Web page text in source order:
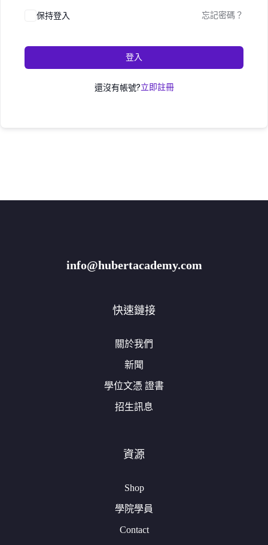
保持登入 忘記密碼？
登入
還沒有帳號?立即註冊
info@hubertacademy.com
快速鏈接
關於我們
新聞
學位文憑 證書
招生訊息
資源
Shop
學院學員
Contact